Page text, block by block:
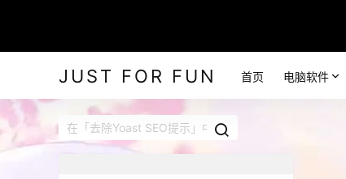
JUST FOR FUN 首页 电脑软件